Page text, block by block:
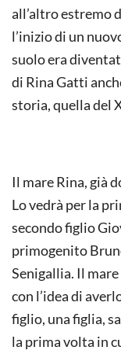
all’altro estremo
l’inizio di un
suolo era
di Rina Gatti
storia, quella del
Il mare Rina, già
Lo vedrà per la
secondo figlio
primogenito
Senigallia. Il
con l’idea di
figlio, una figlia,
la prima volta in